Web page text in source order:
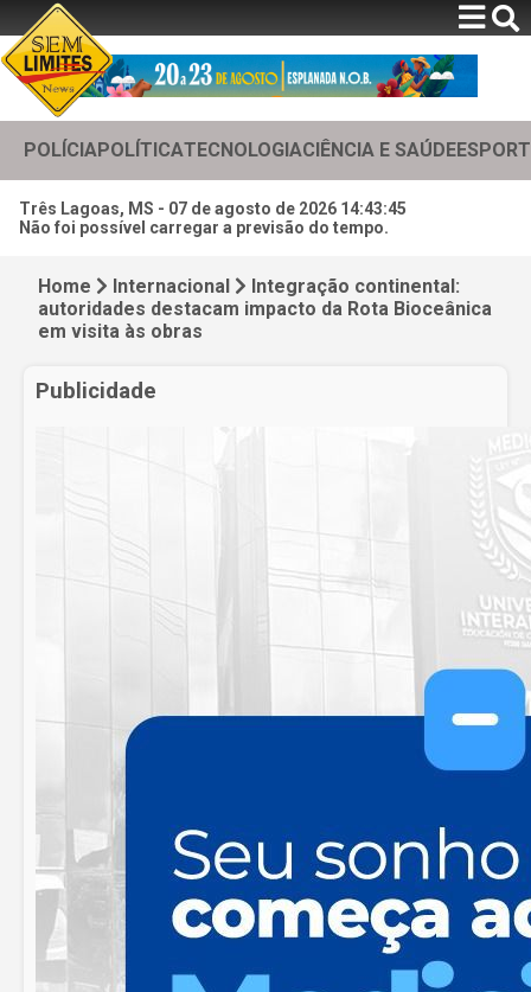
POLÍCIAPOLÍTICATECNOLOGIACIÊNCIA E SAÚDE
Três Lagoas, MS - 07 de agosto de 2026 14:43:47
Não foi possível carregar a previsão do tempo.
Home Internacional
Integração continental:
autoridades destacam impacto da Rota Bioceânica
em visita às obras
Publicidade